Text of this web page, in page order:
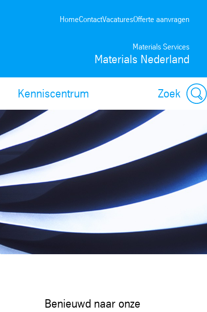
Materials Services
Materials Nederland
HomeContactVacaturesOfferte aanvragen
Kenniscentrum Zoek
Benieuwd naar onze